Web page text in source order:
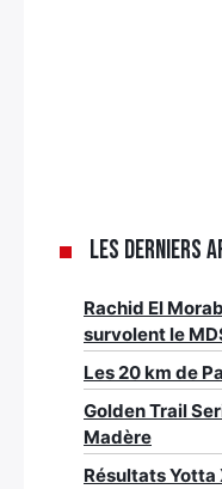
Les derniers
Rachid El
survolent le
Les 20 km de
Golden Trail
Madère
Résultats Yotta